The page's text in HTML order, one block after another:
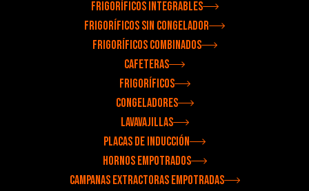
Frigoríficos integrables
Frigoríficos sin congelador
Frigoríficos combinados
Cafeteras
Frigoríficos
Congeladores
Lavavajillas
Placas de inducción
Hornos empotrados
Campanas extractoras empotradas